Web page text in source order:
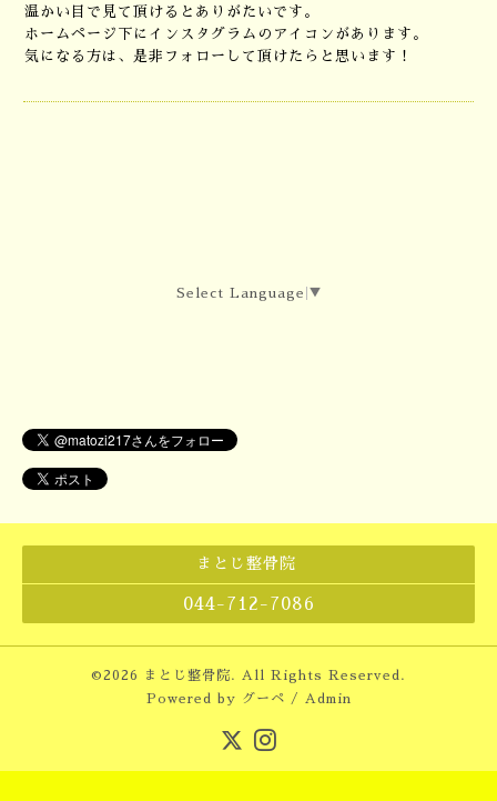
温かい目で見て頂けるとありがたいです。
ホームページ下にインスタグラムのアイコンがあります。
気になる方は、是非フォローして頂けたらと思います！
Select Language ▼
まとじ整骨院
044-712-7086
©2026 まとじ整骨院. All Rights Reserved.
Powered by グーペ / Admin